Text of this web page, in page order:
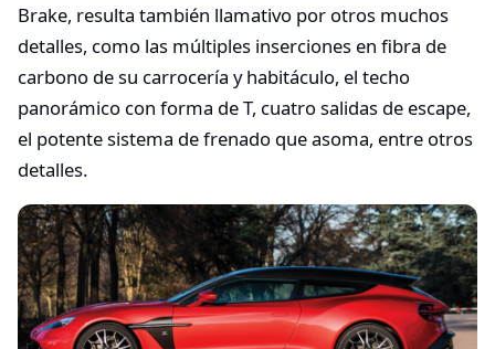
Brake, resulta también llamativo por otros muchos
detalles, como las múltiples inserciones en fibra de
carbono de su carrocería y habitáculo, el techo
panorámico con forma de T, cuatro salidas de escape,
el potente sistema de frenado que asoma, entre otros
detalles.